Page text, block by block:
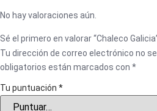
No hay valoraciones aún.
Sé el primero en valorar “Chaleco
Tu dirección de correo electrónico no
obligatorios están marcados con *
Tu puntuación *